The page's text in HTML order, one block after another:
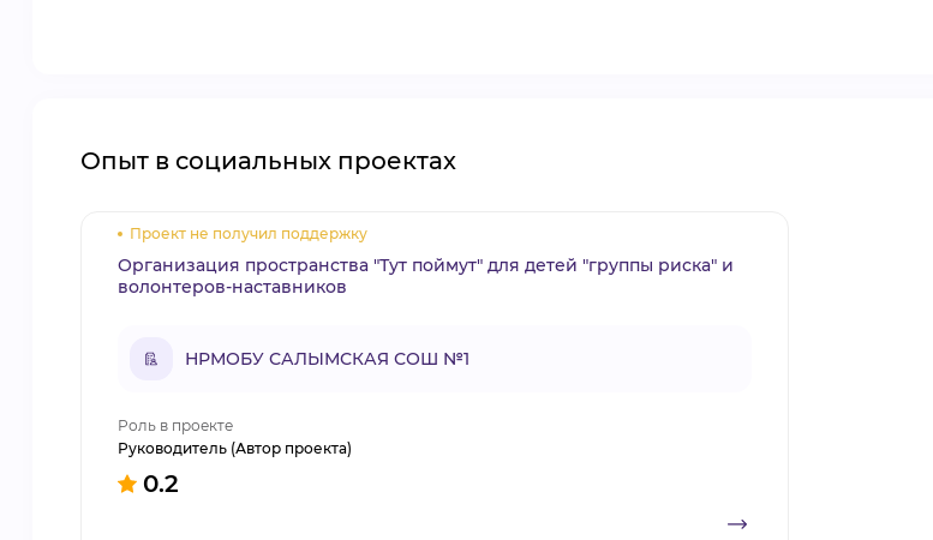
Опыт в социальных проектах
Проект не получил поддержку
Организация пространства "Тут поймут" для детей "группы риска" и
волонтеров-наставников
НРМОБУ САЛЫМСКАЯ СОШ №1
Роль в проекте
Руководитель (Автор проекта)
0.2